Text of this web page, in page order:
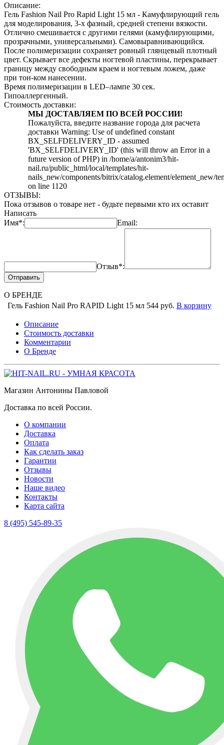
Описание:
Гель Fashion Nail Pro Rapid Light 15 мл - Камуфлирующий гель
для моделирования, 3-х фазный, средней степени вязкости.
Отлично смешивается с другими гелями (камуфлирующими,
прозрачными, универсальными). Самовыравнивающийся.
После полимеризации сохраняет ровный глянцевый плотный
цвет. Скрывает все дефекты ногтевой пластины, перекрывает
границу между свободным краем и ногтевым ложем, даже
при тон-ком нанесении.
Время полимеризации в LED–лампе 30 сек.
Гипоаллергенный.
Стоимость доставки:
МЫ ДОСТАВЛЯЕМ ПО ВСЕЙ РОССИИ!
Пожалуйста, введите название города для расчета
доставки Warning: Use of undefined constant
BX_SELFDELIVERY_ID - assumed
'BX_SELFDELIVERY_ID' (this will throw an Error in a
future version of PHP) in /home/a/antonim3/hit-
nail.ru/public_html/local/templates/hit-
nails_new/components/bitrix/catalog.element/element_new/
on line 1120
ОТЗЫВЫ:
Пока отзывов о товаре нет - будьте первыми кто их оставит
Написать
Имя*:
Email:
Отзыв*:
Отправить
О БРЕНДЕ
Гель Fashion Nail Pro RAPID Light 15 мл 544 руб. В корзину
Описание
Стоимость доставки
Комментарии
О Бренде
Магазин Антонины Павловой
Доставка по всей России.
О компании
Доставка
Оплата
Как сделать заказ
Гарантии
Отзывы
Новости
Наше видео
Контакты
Карта сайта
8 (495) 545-89-35